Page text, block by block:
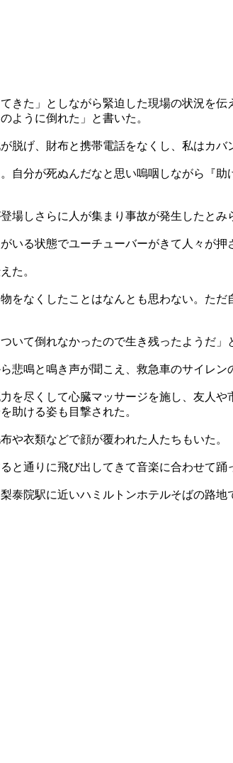
た」としながら緊迫した現場の状況を
ように倒れた」と書いた。
げ、財布と携帯電話をなくし、私はカバ
自分が死ぬんだなと思い嗚咽しながら『
しさらに人が集まり事故が発生したとみ
る状態でユーチューバーがきて人々が押
た。
なくしたことはなんとも思わない。た
いて倒れなかったので生き残ったようだ」
鳴と鳴き声が聞こえ、救急車のサイレン
尽くして心臓マッサージを施し、友人
助ける姿も目撃された。
や衣類などで顔が覆われた人たちもいた。
通りに飛び出してきて音楽に合わせて踊
院駅に近いハミルトンホテルそばの路地